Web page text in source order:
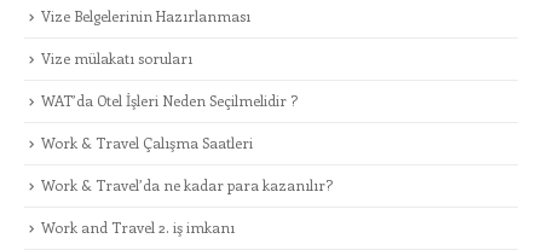
Vize Belgelerinin Hazırlanması
Vize mülakatı soruları
WAT’da Otel İşleri Neden Seçilmelidir ?
Work & Travel Çalışma Saatleri
Work & Travel’da ne kadar para kazanılır?
Work and Travel 2. iş imkanı